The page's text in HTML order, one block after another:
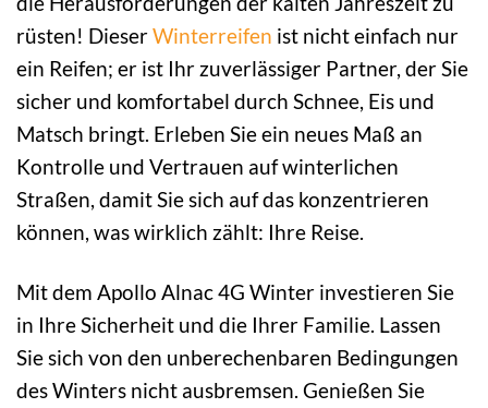
rüsten! DieserWinterreifen ist nicht einfach nur
ein Reifen; er ist Ihr zuverlässiger Partner, der Sie
sicher und komfortabel durch Schnee, Eis und
Matsch bringt. Erleben Sie ein neues Maß an
Kontrolle und Vertrauen auf winterlichen
Straßen, damit Sie sich auf das konzentrieren
können, was wirklich zählt: Ihre Reise.
Mit dem Apollo Alnac 4G Winter investieren Sie
in Ihre Sicherheit und die Ihrer Familie. Lassen
Sie sich von den unberechenbaren Bedingungen
des Winters nicht ausbremsen. Genießen Sie